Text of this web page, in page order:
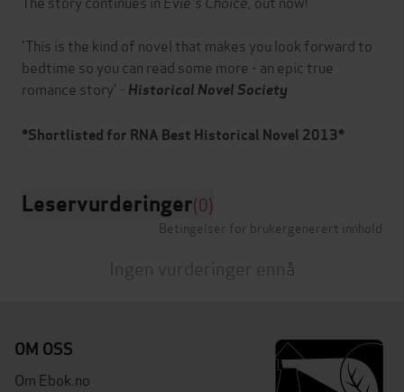
'This is the kind of novel that makes you look forward to
bedtime so you can read some more - an epic true
romance story' - Historical Novel Society
*Shortlisted for RNA Best Historical Novel 2013*
Leservurderinger(0)
Betingelser for brukergenerert innhold
Ingen vurderinger ennå
OM OSS
Om Ebok.no